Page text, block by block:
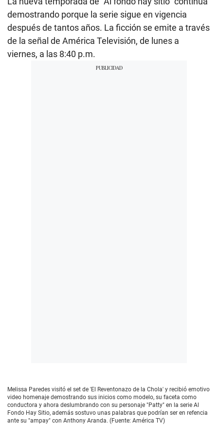
demostrando porque la serie sigue en vigencia
después de tantos años. La ficción se emite a través
de la señal de América Televisión, de lunes a
viernes, a las 8:40 p.m.
Melissa Paredes visitó el set de 'El Reventonazo de la Chola' y recibió emotivo
video homenaje demostrando sus inicios como modelo, su faceta como
conductora y ahora deslumbrando con su personaje "Patty" en la serie Al
Fondo Hay Sitio, además sostuvo unas palabras que podrían ser en refencia
ante su "ampay" con Anthony Aranda. (Fuente: América TV)